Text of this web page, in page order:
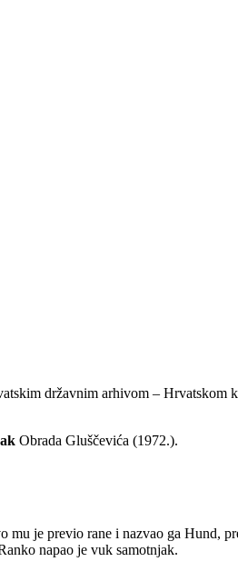
državnim arhivom – Hrvatskom
Obrada Gluščevića (1972.).
je previo rane i nazvao ga Hund,
napao je vuk samotnjak.